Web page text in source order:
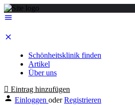
Schönheitsklinik finden
Artikel
Über uns
Eintrag hinzufügen
Einloggen oder Registrieren